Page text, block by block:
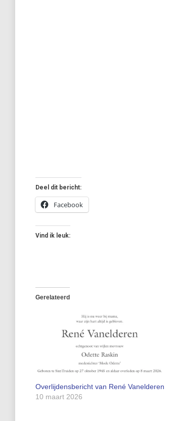
Deel dit bericht:
Facebook
Vind ik leuk:
Gerelateerd
Overlijdensbericht van René Vanelderen
10 maart 2026